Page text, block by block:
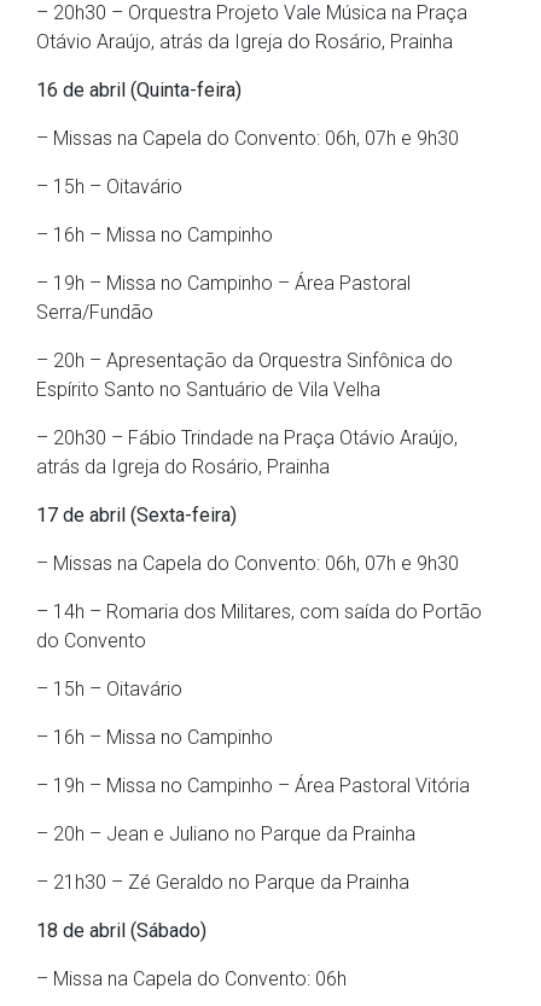
– 20h30 – Orquestra Projeto Vale Música na Praça
Otávio Araújo, atrás da Igreja do Rosário, Prainha
16 de abril (Quinta-feira)
– Missas na Capela do Convento: 06h, 07h e 9h30
– 15h – Oitavário
– 16h – Missa no Campinho
– 19h – Missa no Campinho – Área Pastoral
Serra/Fundão
– 20h – Apresentação da Orquestra Sinfônica do
Espírito Santo no Santuário de Vila Velha
– 20h30 – Fábio Trindade na Praça Otávio Araújo,
atrás da Igreja do Rosário, Prainha
17 de abril (Sexta-feira)
– Missas na Capela do Convento: 06h, 07h e 9h30
– 14h – Romaria dos Militares, com saída do Portão
do Convento
– 15h – Oitavário
– 16h – Missa no Campinho
– 19h – Missa no Campinho – Área Pastoral Vitória
– 20h – Jean e Juliano no Parque da Prainha
– 21h30 – Zé Geraldo no Parque da Prainha
18 de abril (Sábado)
– Missa na Capela do Convento: 06h